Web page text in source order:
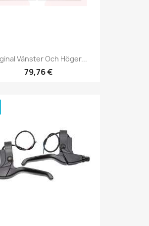
Vänster Och Höger...
79,76 €